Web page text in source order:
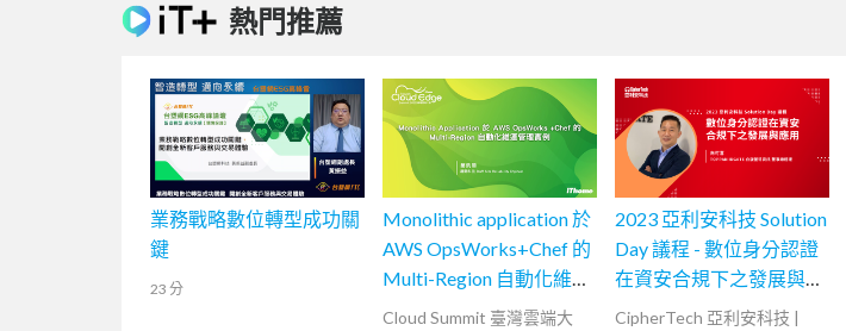
熱門推薦
業務戰略數位轉型成功關
鍵
23 分
Monolithic application 於
AWS OpsWorks+Chef 的
Multi-Region 自動化維運
管理實例
Cloud Summit 臺灣雲端大
2023 亞利安科技 Solution
Day 議程 - 數位身分認證
在資安合規下之發展與應
用
CipherTech 亞利安科技 |